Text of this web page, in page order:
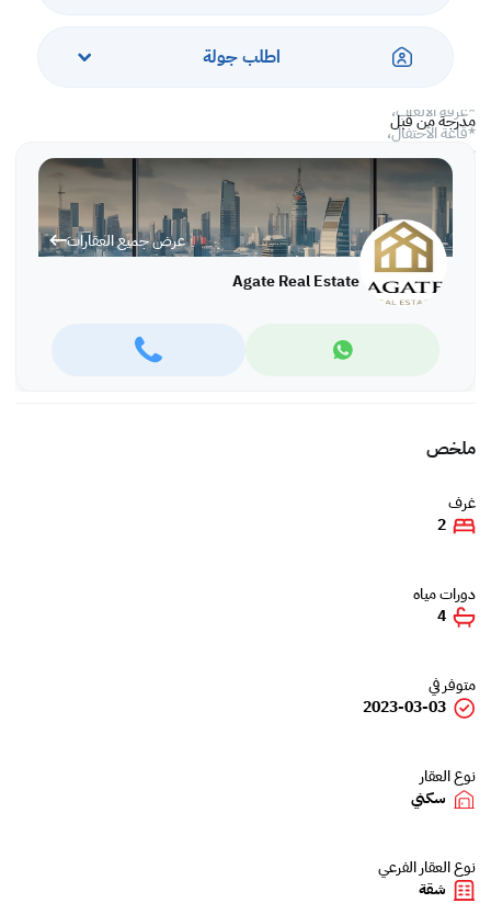
اطلب جولة
مدرجة من قبل
عرض جميع العقارات
Agate Real Estate
*ملعب كرة السلة،
* حديقة مائية للأطفال ،
*غرفة الألعاب،
*قاعة الأحتفال،
* موقف سيارات محجوز.
* أمن على مدار 24 ساعة.
الإيجار: 550 دينار بحريني شاملة.
ملخص
غرف
2
دورات مياه
4
متوفر في
2023-03-03
نوع العقار
سكني
نوع العقار الفرعي
شقة